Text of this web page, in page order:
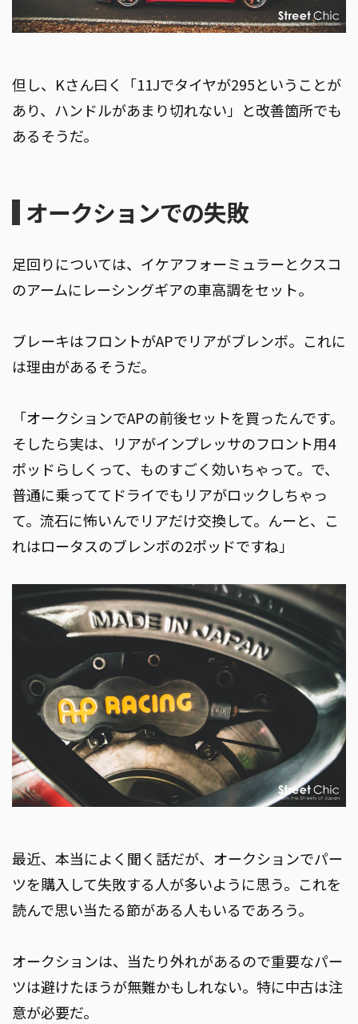
但し、Kさん曰く「11Jでタイヤが295ということが
あり、ハンドルがあまり切れない」と改善箇所でも
あるそうだ。
オークションでの失敗
足回りについては、イケアフォーミュラーとクスコ
のアームにレーシングギアの車高調をセット。
ブレーキはフロントがAPでリアがブレンボ。これに
は理由があるそうだ。
「オークションでAPの前後セットを買ったんです。
そしたら実は、リアがインプレッサのフロント用4
ポッドらしくって、ものすごく効いちゃって。で、
普通に乗っててドライでもリアがロックしちゃっ
て。流石に怖いんでリアだけ交換して。んーと、こ
れはロータスのブレンボの2ポッドですね」
最近、本当によく聞く話だが、オークションでパー
ツを購入して失敗する人が多いように思う。これを
読んで思い当たる節がある人もいるであろう。
オークションは、当たり外れがあるので重要なパー
ツは避けたほうが無難かもしれない。特に中古は注
意が必要だ。